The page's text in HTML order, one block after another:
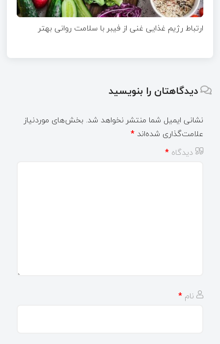
ارتباط رژیم غذایی غنی از فیبر با سلامت روانی بهتر
دیدگاهتان را بنویسید
نشانی ایمیل شما منتشر نخواهد شد. بخش‌های موردنیاز
علامت‌گذاری شده‌اند *
دیدگاه *
نام *